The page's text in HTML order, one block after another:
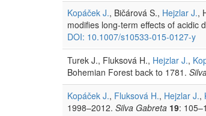
Kopáček J., Bičárová S., Hejzlar J.,
modifies long-term effects of acidic
DOI: 10.​1007/​s10533-015-0127-y
Turek J., Fluksová H., Hejzlar J.,
Bohemian Forest back to 1781.
Kopáček J., Fluksová H., Hejzlar J.,
1998–2012. Silva Gabreta 19: